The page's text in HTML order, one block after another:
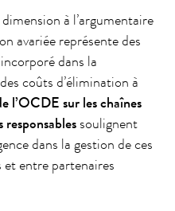
à l’argumentaire
avariée représente des
dans la
coûts d’élimination à
l’OCDE sur les chaînes
soulignent
dans la gestion de ces
et entre partenaires